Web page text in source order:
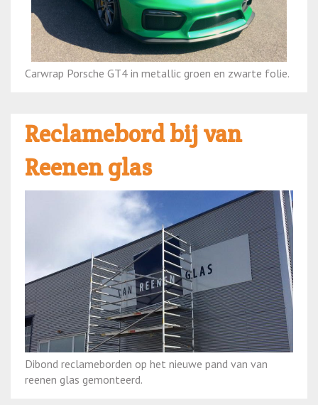
Carwrap Porsche GT4 in metallic groen en zwarte folie.
Reclamebord bij van
Reenen glas
Dibond reclameborden op het nieuwe pand van van
reenen glas gemonteerd.